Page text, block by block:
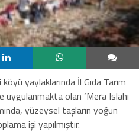
yaylaklarında İl Gıda Tarım
uygulanmakta olan ‘Mera Islahı
yüzeysel taşların yoğun
işi yapılmıştır.